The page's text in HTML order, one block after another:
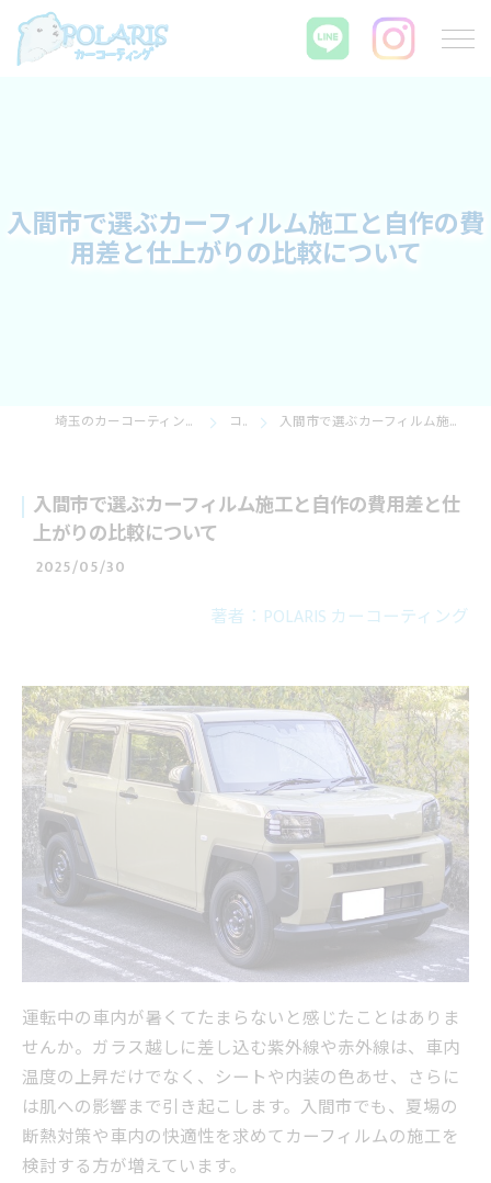
入間市で選ぶカーフィルム施工と自作の費
用差と仕上がりの比較について
埼玉のカーコーティングならPOLARIS カーコーティング コラム 入間市で選ぶカーフィルム施工と自作の費用差と仕上がりの比較について
入間市で選ぶカーフィルム施工と自作の費用差と仕
上がりの比較について
2025/05/30
著者：POLARIS カーコーティング
運転中の車内が暑くてたまらないと感じたことはありま
せんか。ガラス越しに差し込む紫外線や赤外線は、車内
温度の上昇だけでなく、シートや内装の色あせ、さらに
は肌への影響まで引き起こします。入間市でも、夏場の
断熱対策や車内の快適性を求めてカーフィルムの施工を
検討する方が増えています。